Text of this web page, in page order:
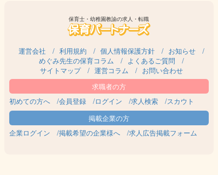
保育士・幼稚園教諭の求人・転職
運営会社 利用規約 個人情報保護方針
お知らせ
めぐみ先生の保育コラム
よくあるご質問
サイトマップ
運営コラム お問い合わせ
初めての方へ 会員登録 ログイン 求人検索 スカウト
企業ログイン 掲載希望の企業様へ 求人広告掲載フォーム